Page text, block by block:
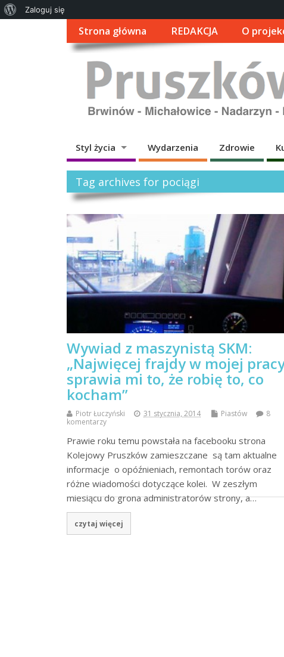
Strona główna REDAKCJA O
Styl życia Wydarzenia Zdrowie
Tag archives for pociągi
Wywiad z maszynistą SKM:
„Najwięcej frajdy w mojej
sprawia mi to, że robię to, co
kocham”
Piotr Łuczyński 31 stycznia, 2014 Piastów
8
komentarzy
Prawie roku temu powstała na facebooku strona
Kolejowy Pruszków zamieszczane są tam aktualne
informacje o opóźnieniach, remontach torów oraz
różne wiadomości dotyczące kolei. W zeszłym
miesiącu do grona administratorów strony, a…
czytaj więcej
Zaloguj się